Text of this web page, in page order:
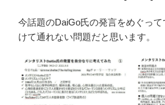
今話題のDaiGo氏の発言をめぐっ
けて通れない問題だと思います。